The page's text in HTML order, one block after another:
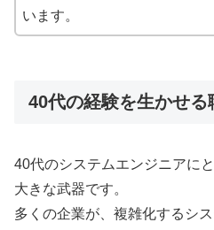
います。
40代の経験を生かせる
40代のシステムエンジニアに
大きな武器です。
多くの企業が、複雑化するシ